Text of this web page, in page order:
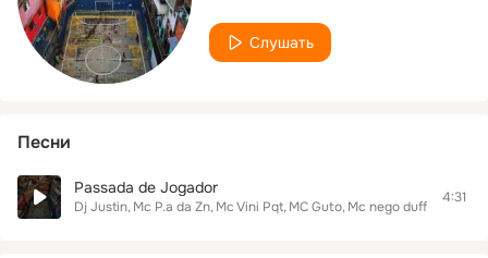
Слушать
Песни
Passada de Jogador
Dj Justin Mc P.a da Zn Mc Vini Pqt MC Guto Mc nego duff
4:31